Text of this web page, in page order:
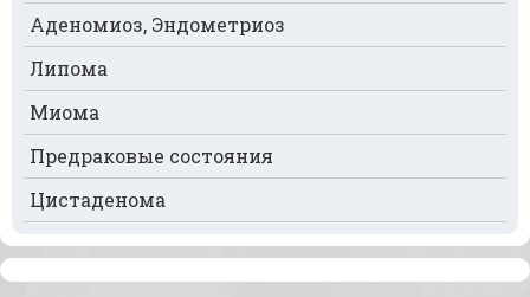
Рак предстательной железы
Рак почек
Рак селезёнки
Рак сердца
Рак спинного мозга
Рак шейки матки
Аденомиоз, Эндометриоз
Липома
Миома
Предраковые состояния
Цистаденома